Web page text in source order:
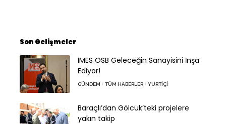
Son Gelişmeler
İMES OSB Geleceğin Sanayisini İnşa
Ediyor!
GÜNDEM TÜM HABERLER YURTIÇI
Baraçlı’dan Gölcük’teki projelere
yakın takip